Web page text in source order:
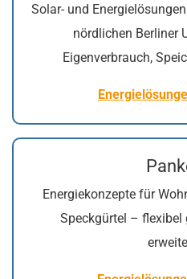
Solar- und
nördlichen Berliner
Eigenverbrauch,
Energiekonzepte für
Speckgürtel –